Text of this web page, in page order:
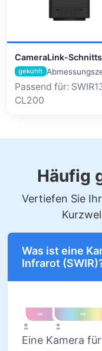
CameraLink-
gekühlt
Passend für:
CL200
Häufig
Vertiefen Sie
Was ist eine
Infrarot
Eine Kamera